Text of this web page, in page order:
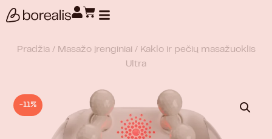
Pradžia/ Masažo įrenginiai / Kaklo ir pečių masažuoklis
Ultra
-11%